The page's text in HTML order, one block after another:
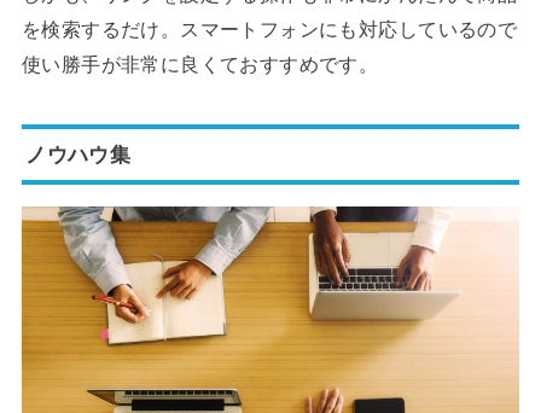
を検索するだけ。スマートフォンにも対応しているので
使い勝手が非常に良くておすすめです。
ノウハウ集